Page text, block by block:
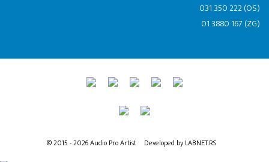
031 350 222 (OS)
01 3880 167 (ZG)
© 2015 - 2026 Audio Pro Artist Developed by LABNET.RS